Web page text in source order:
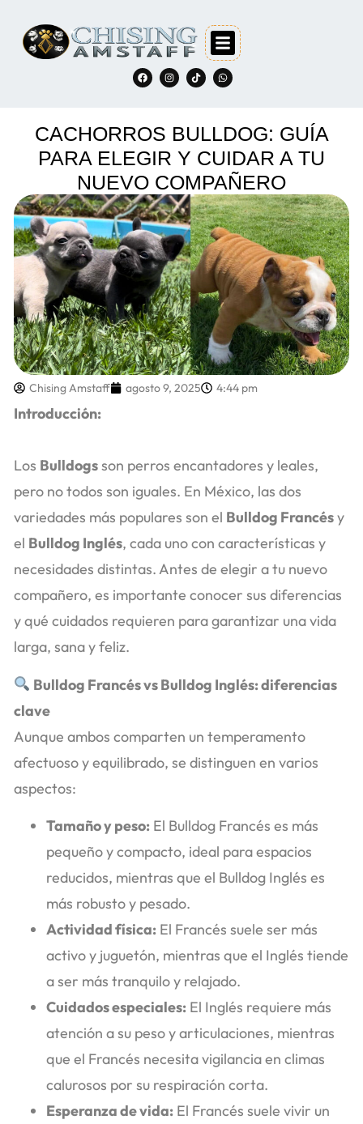
CACHORROS BULLDOG: GUÍA
PARA ELEGIR Y CUIDAR A TU
NUEVO COMPAÑERO
Chising Amstaff agosto 9, 2025 4:44 pm
Introducción:
Los Bulldogsson perros encantadores y leales,
pero no todos son iguales. En México, las dos
variedades más populares son el Bulldog Francésy
el Bulldog Inglés, cada uno con características y
necesidades distintas. Antes de elegir a tu nuevo
compañero, es importante conocer sus diferencias
y qué cuidados requieren para garantizar una vida
larga, sana y feliz.
Bulldog Francés vs Bulldog Inglés: diferencias
clave
Aunque ambos comparten un temperamento
afectuoso y equilibrado, se distinguen en varios
aspectos:
Tamaño y peso: El Bulldog Francés es más
pequeño y compacto, ideal para espacios
reducidos, mientras que el Bulldog Inglés es
más robusto y pesado.
Actividad física: El Francés suele ser más
activo y juguetón, mientras que el Inglés tiende
a ser más tranquilo y relajado.
Cuidados especiales: El Inglés requiere más
atención a su peso y articulaciones, mientras
que el Francés necesita vigilancia en climas
calurosos por su respiración corta.
Esperanza de vida: El Francés suele vivir un